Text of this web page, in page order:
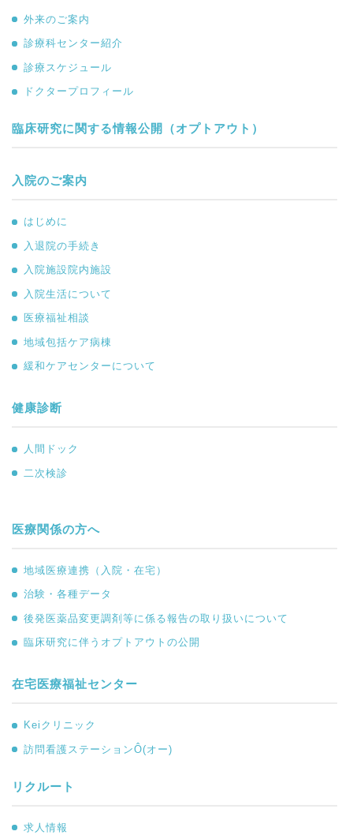
外来のご案内
診療科センター紹介
診療スケジュール
ドクタープロフィール
臨床研究に関する情報公開（オプトアウト）
入院のご案内
はじめに
入退院の手続き
入院施設院内施設
入院生活について
医療福祉相談
地域包括ケア病棟
緩和ケアセンターについて
健康診断
人間ドック
二次検診
医療関係の方へ
地域医療連携（入院・在宅）
治験・各種データ
後発医薬品変更調剤等に係る報告の取り扱いについて
臨床研究に伴うオプトアウトの公開
在宅医療福祉センター
Keiクリニック
訪問看護ステーションÔ(オー)
リクルート
求人情報